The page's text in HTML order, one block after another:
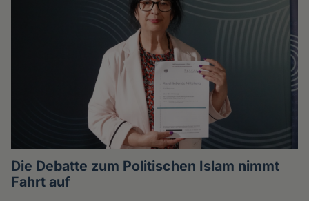
Die Debatte zum Politischen Islam nimmt
Fahrt auf